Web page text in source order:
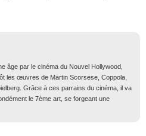
âge par le cinéma du Nouvel Hollywood,
les œuvres de Martin Scorsese, Coppola,
Grâce à ces parrains du cinéma, il va
le 7ème art, se forgeant une